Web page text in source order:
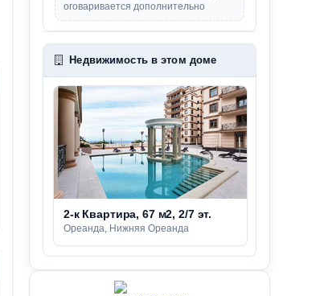
оговаривается дополнительно
Недвижимость в этом доме
2-к Квартира, 67 м2, 2/7 эт.
Ореанда, Нижняя Ореанда